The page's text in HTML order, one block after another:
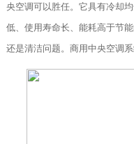
央空调可以胜任。它具有冷却
低、使用寿命长、能耗高于节
还是清洁问题。商用中央空调